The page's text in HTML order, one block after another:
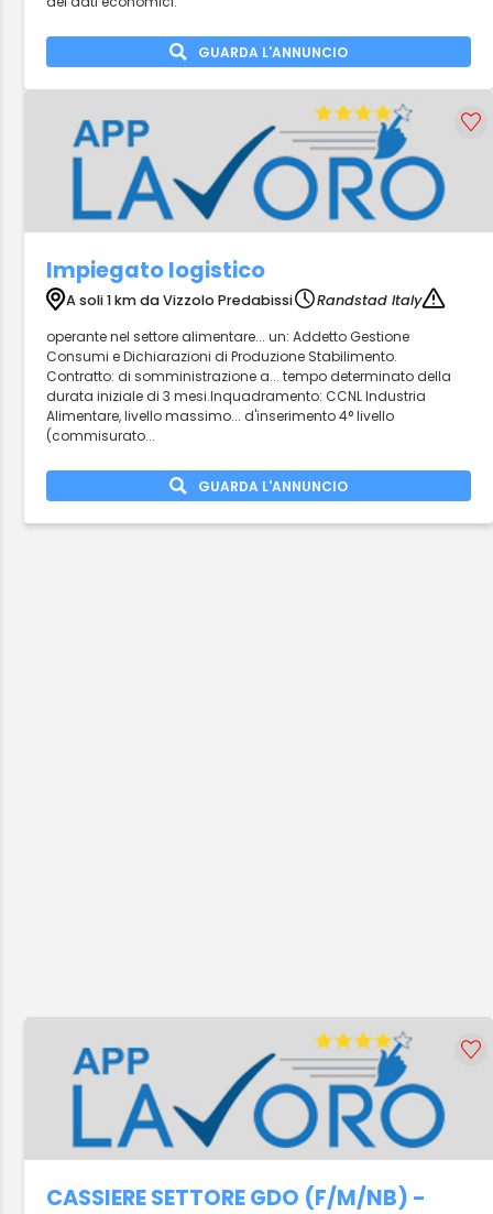
GUARDA L'ANNUNCIO
Impiegato logistico
A soli 1 km da Vizzolo Predabissi
Randstad Italy
operante nel settore alimentare... un: Addetto Gestione
Consumi e Dichiarazioni di Produzione Stabilimento.
Contratto: di somministrazione a... tempo determinato della
durata iniziale di 3 mesi.Inquadramento: CCNL Industria
Alimentare, livello massimo... d'inserimento 4° livello
(commisurato...
GUARDA L'ANNUNCIO
CASSIERE SETTORE GDO (F/M/NB) -